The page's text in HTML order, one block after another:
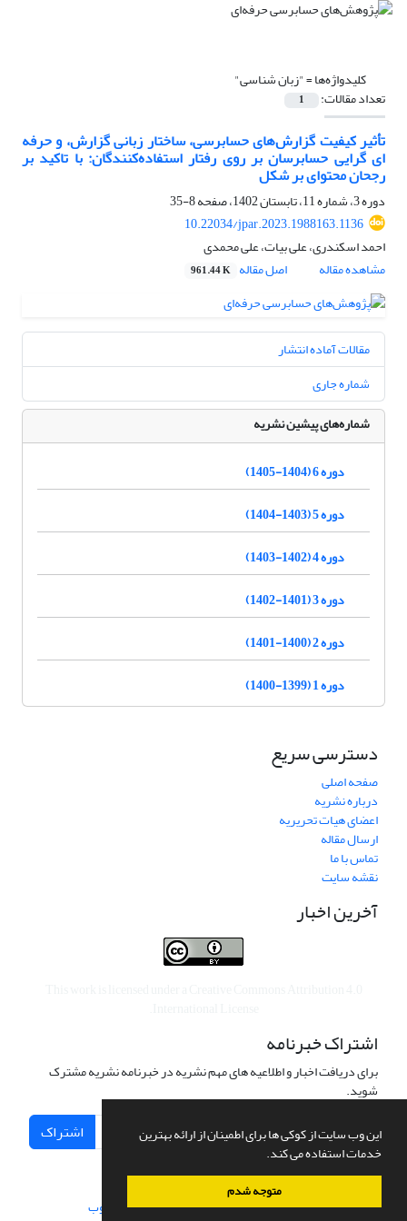
این وب سایت از کوکی ها برای اطمینان از ارائه بهترین
خدمات استفاده می کند.
متوجه شدم
کلیدواژه‌ها ="زبان شناسی"
تعداد مقالات: 1
تأثیر کیفیت گزارش‌های حسابرسی، ساختار زبانی گزارش، و حرفه
ای گرایی حسابرسان بر روی رفتار استفاده‌کنندگان: با تاکید بر
رجحان محتوای بر شکل
دوره 3، شماره 11، تابستان 1402، صفحه
8-35
10.22034/jpar.2023.1988163.1136
احمد اسکندری، علی بیات، علی محمدی
مشاهده مقاله
اصل مقاله 961.44 K
مقالات آماده انتشار
شماره جاری
شماره‌های پیشین نشریه
دوره 6 (1404-1405)
دوره 5 (1403-1404)
دوره 4 (1402-1403)
دوره 3 (1401-1402)
دوره 2 (1400-1401)
دوره 1 (1399-1400)
دسترسی سریع
صفحه اصلی
درباره نشریه
اعضای هیات تحریریه
ارسال مقاله
تماس با ما
نقشه سایت
آخرین اخبار
اشتراک خبرنامه
برای دریافت اخبار و اطلاعیه های مهم نشریه در خبرنامه نشریه مشترک
شوید.
اشتراک
سامانه مدیریت نشریات علمی.طراحی و پیاده سازی از سیناوب